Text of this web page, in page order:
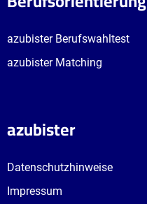
azubister Berufswahltest
azubister Matching
azubister
Datenschutzhinweise
Impressum